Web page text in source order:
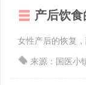
产后饮
女性产后的恢复
来源：国医小